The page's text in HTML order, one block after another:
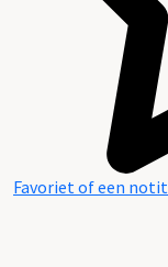
Favoriet of een